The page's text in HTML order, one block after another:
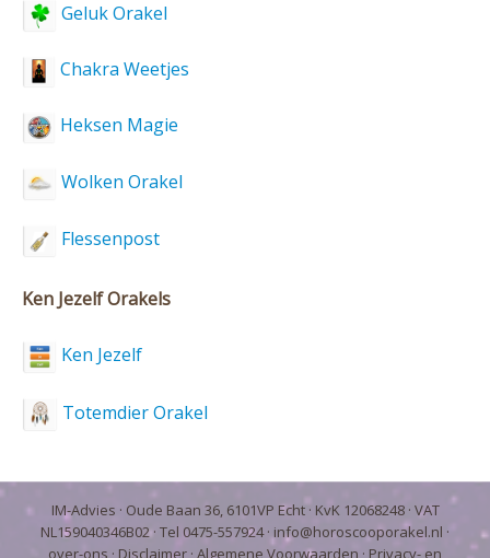
Geluk Orakel
Chakra Weetjes
Heksen Magie
Wolken Orakel
Flessenpost
Ken Jezelf Orakels
Ken Jezelf
Totemdier Orakel
IM-Advies · Oude Baan 36, 6101VP Echt · KvK 12068248 · VAT
NL159040346B02 · Tel 0475-557924 · info@horoscooporakel.nl ·
over-ons · Disclaimer · Algemene Voorwaarden · Privacy- en